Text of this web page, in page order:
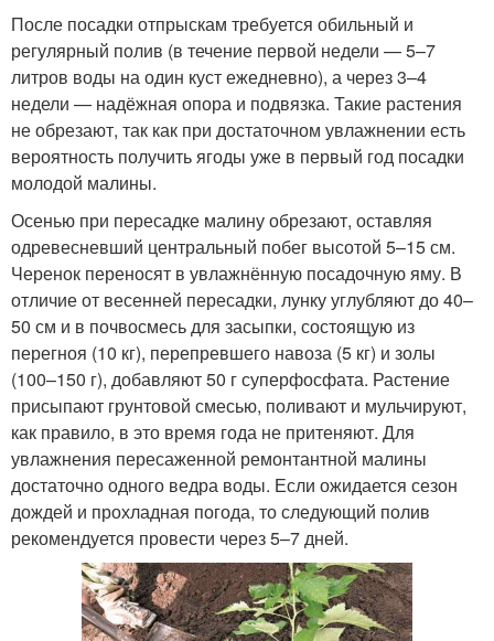
После посадки отпрыскам требуется обильный и
регулярный полив (в течение первой недели — 5–7
литров воды на один куст ежедневно), а через 3–4
недели — надёжная опора и подвязка. Такие растения
не обрезают, так как при достаточном увлажнении есть
вероятность получить ягоды уже в первый год посадки
молодой малины.
Осенью при пересадке малину обрезают, оставляя
одревесневший центральный побег высотой 5–15 см.
Черенок переносят в увлажнённую посадочную яму. В
отличие от весенней пересадки, лунку углубляют до 40–
50 см и в почвосмесь для засыпки, состоящую из
перегноя (10 кг), перепревшего навоза (5 кг) и золы
(100–150 г), добавляют 50 г суперфосфата. Растение
присыпают грунтовой смесью, поливают и мульчируют,
как правило, в это время года не притеняют. Для
увлажнения пересаженной ремонтантной малины
достаточно одного ведра воды. Если ожидается сезон
дождей и прохладная погода, то следующий полив
рекомендуется провести через 5–7 дней.